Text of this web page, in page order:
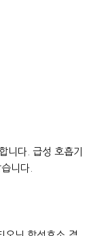
다. 급성 호흡기
니다.